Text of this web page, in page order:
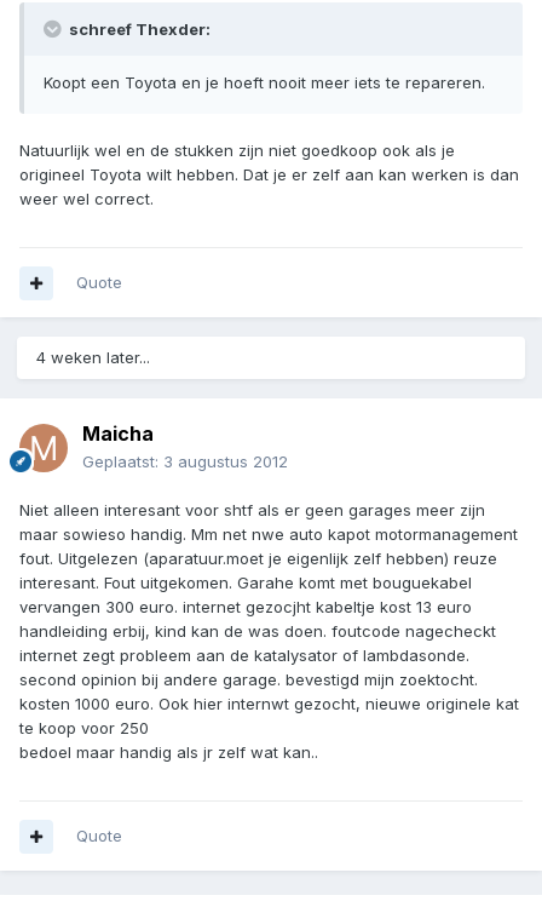
schreef Thexder:
Koopt een Toyota en je hoeft nooit meer iets te repareren.
Natuurlijk wel en de stukken zijn niet goedkoop ook als je
origineel Toyota wilt hebben. Dat je er zelf aan kan werken is dan
weer wel correct.
Quote
4 weken later...
Maicha
Geplaatst: 3 augustus 2012
Niet alleen interesant voor shtf als er geen garages meer zijn
maar sowieso handig. Mm net nwe auto kapot motormanagement
fout. Uitgelezen (aparatuur.moet je eigenlijk zelf hebben) reuze
interesant. Fout uitgekomen. Garahe komt met bouguekabel
vervangen 300 euro. internet gezocjht kabeltje kost 13 euro
handleiding erbij, kind kan de was doen. foutcode nagecheckt
internet zegt probleem aan de katalysator of lambdasonde.
second opinion bij andere garage. bevestigd mijn zoektocht.
kosten 1000 euro. Ook hier internwt gezocht, nieuwe originele kat
te koop voor 250
bedoel maar handig als jr zelf wat kan..
Quote